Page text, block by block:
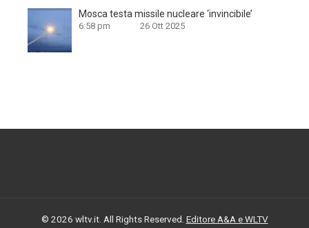
Mosca testa missile nucleare ‘invincibile’
6:58 pm 26 Ott 2025
© 2026 wltv.it. All Rights Reserved. Editore A&A e WLTV